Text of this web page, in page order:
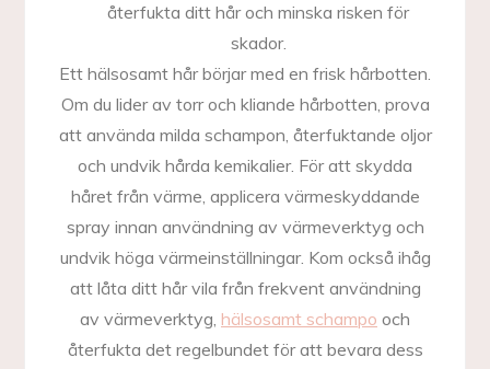
återfukta ditt hår och minska risken för
skador.
Ett hälsosamt hår börjar med en frisk hårbotten.
Om du lider av torr och kliande hårbotten, prova
att använda milda schampon, återfuktande oljor
och undvik hårda kemikalier. För att skydda
håret från värme, applicera värmeskyddande
spray innan användning av värmeverktyg och
undvik höga värmeinställningar. Kom också ihåg
att låta ditt hår vila från frekvent användning
av värmeverktyg, hälsosamt schampo och
återfukta det regelbundet för att bevara dess